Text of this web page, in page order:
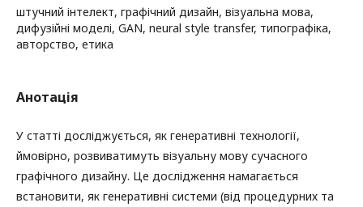
штучний інтелект, графічний дизайн, візуальна мова,
дифузійні моделі, GAN, neural style transfer, типографіка,
авторство, етика
Анотація
У статті досліджується, як генеративні технології,
ймовірно, розвиватимуть візуальну мову сучасного
графічного дизайну. Це дослідження намагається
встановити, як генеративні системи (від процедурних та